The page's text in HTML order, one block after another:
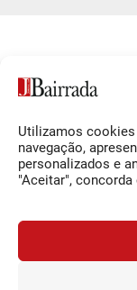
Utilizamos cookies
navegação,
personalizados e
"Aceitar",
Siga-nos
Facebook